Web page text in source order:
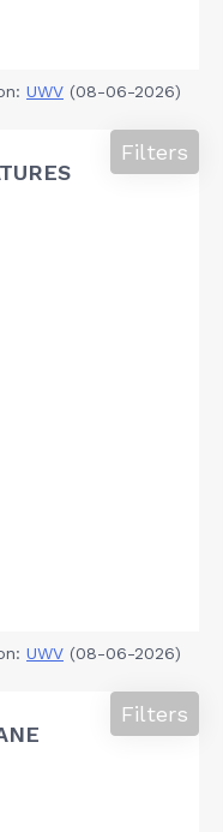
UWV (08-06-2026)
Filters
UWV (08-06-2026)
Filters